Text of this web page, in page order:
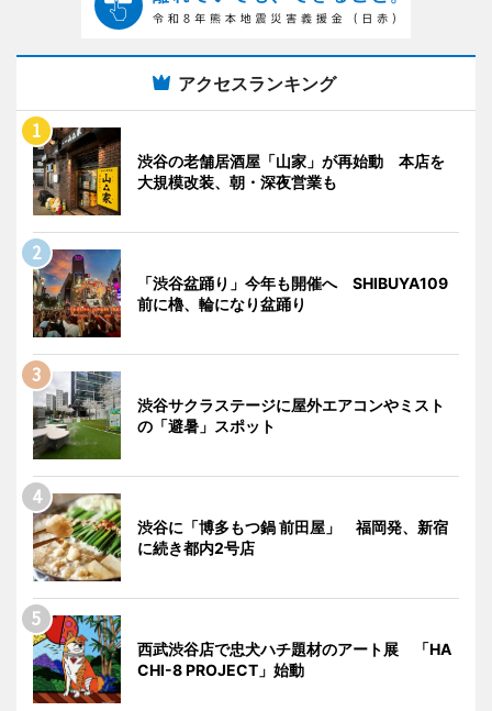
アクセスランキング
渋谷の老舗居酒屋「山家」が再始動 本店を
大規模改装、朝・深夜営業も
「渋谷盆踊り」今年も開催へ SHIBUYA109
前に櫓、輪になり盆踊り
渋谷サクラステージに屋外エアコンやミスト
の「避暑」スポット
渋谷に「博多もつ鍋 前田屋」 福岡発、新宿
に続き都内2号店
西武渋谷店で忠犬ハチ題材のアート展 「HA
CHI-8 PROJECT」始動